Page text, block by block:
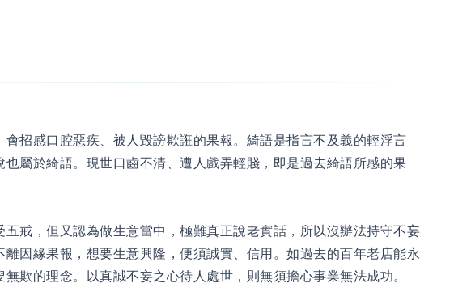
會招感口腔惡疾、被人毀謗欺誑的果報。綺語是指言不及義的輕浮言
也屬於綺語。現世口齒不清、遭人戲弄輕賤，即是過去綺語所感的果
五戒，但又認為做生意當中，極難真正說老實話，所以沒辦法持守不妄
因緣果報，想要生意興隆，便須誠實、信用。如過去的百年老店能永
欺的理念。以真誠不妄之心待人處世，則無須擔心事業無法成功。